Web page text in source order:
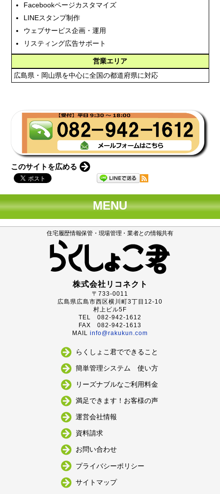
Facebookページカスタマイズ
LINEスタンプ制作
ウェブサービス企画・運用
リスティング広告サポート
営業エリア
広島県・岡山県を中心に全国の都道府県に対応
このサイトを広める
MENU
住宅履歴情報保管・現場管理・業者との情報共有
株式会社リコネクト
〒733-0011
広島県 広島市西区横川町3丁目12-10
村上ビル5F
TEL 082-942-1612
FAX 082-942-1613
MAIL info@rakukun.com
らくしょこ君でできること
簡単管理システム 使い方
リーズナブルなご利用料金
満足できます！お客様の声
運営会社情報
資料請求
お問い合わせ
プライバシーポリシー
サイトマップ